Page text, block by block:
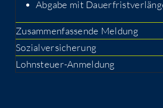
Abgabe mit
Zusammenfassende Meldung
Sozialversicherung
Lohnsteuer-Anmeldung